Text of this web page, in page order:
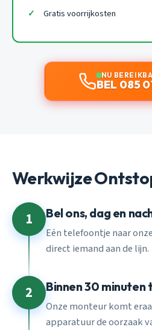
Gratis voorrijkosten
NU
BEL 085
Werkwijze
1 Bel ons, dag en
Eén telefoontje naar
direct iemand aan de lijn.
2 Binnen 30 minuten
Onze monteur komt
apparatuur de oorzaak